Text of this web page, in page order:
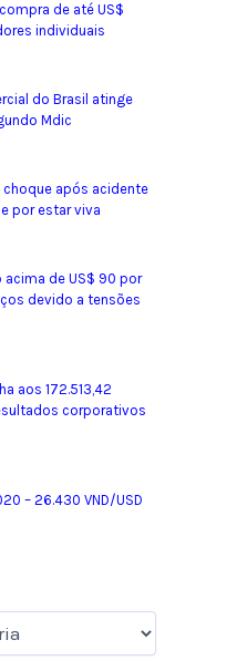
de até US$
individuais
do Brasil atinge
Mdic
choque após acidente
por estar viva
acima de US$ 90 por
devido a tensões
aos 172.513,42
corporativos
– 26.430 VND/USD